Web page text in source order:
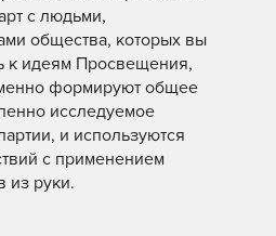
с людьми,
общества, которых вы
к идеям Просвещения,
формируют общее
исследуемое
и используются
с применением
из руки.